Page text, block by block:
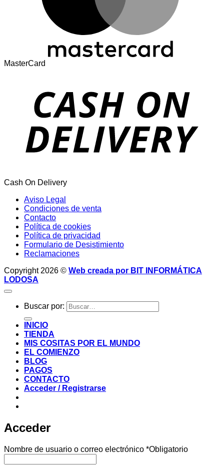
MasterCard
Cash On Delivery
Aviso Legal
Condiciones de venta
Contacto
Política de cookies
Política de privacidad
Formulario de Desistimiento
Reclamaciones
Copyright 2026 © Web creada por BIT INFORMÁTICA
LODOSA
Buscar por:
INICIO
TIENDA
MIS COSITAS POR EL MUNDO
EL COMIENZO
BLOG
PAGOS
CONTACTO
Acceder / Registrarse
Acceder
Nombre de usuario o correo electrónico *Obligatorio